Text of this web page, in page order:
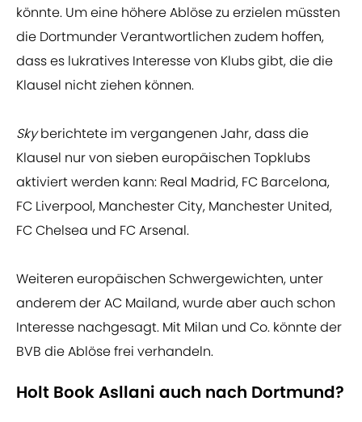
könnte. Um eine höhere Ablöse zu erzielen müssten
die Dortmunder Verantwortlichen zudem hoffen,
dass es lukratives Interesse von Klubs gibt, die die
Klausel nicht ziehen können.
Skyberichtete im vergangenen Jahr, dass die
Klausel nur von sieben europäischen Topklubs
aktiviert werden kann: Real Madrid, FC Barcelona,
FC Liverpool, Manchester City, Manchester United,
FC Chelsea und FC Arsenal.
Weiteren europäischen Schwergewichten, unter
anderem der AC Mailand, wurde aber auch schon
Interesse nachgesagt. Mit Milan und Co. könnte der
BVB die Ablöse frei verhandeln.
Holt Book Asllani auch nach Dortmund?